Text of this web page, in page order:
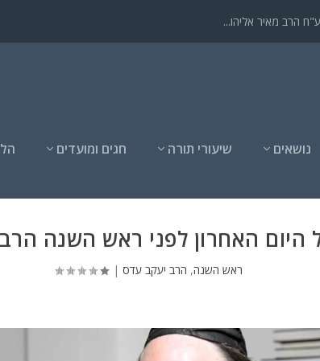
הרב מאיר אליהו...
נושאים שיעורי תורה חגים ומועדים
היום האחרון לפני ראש השנה
ראש השנה, הרב יעקב עדס |